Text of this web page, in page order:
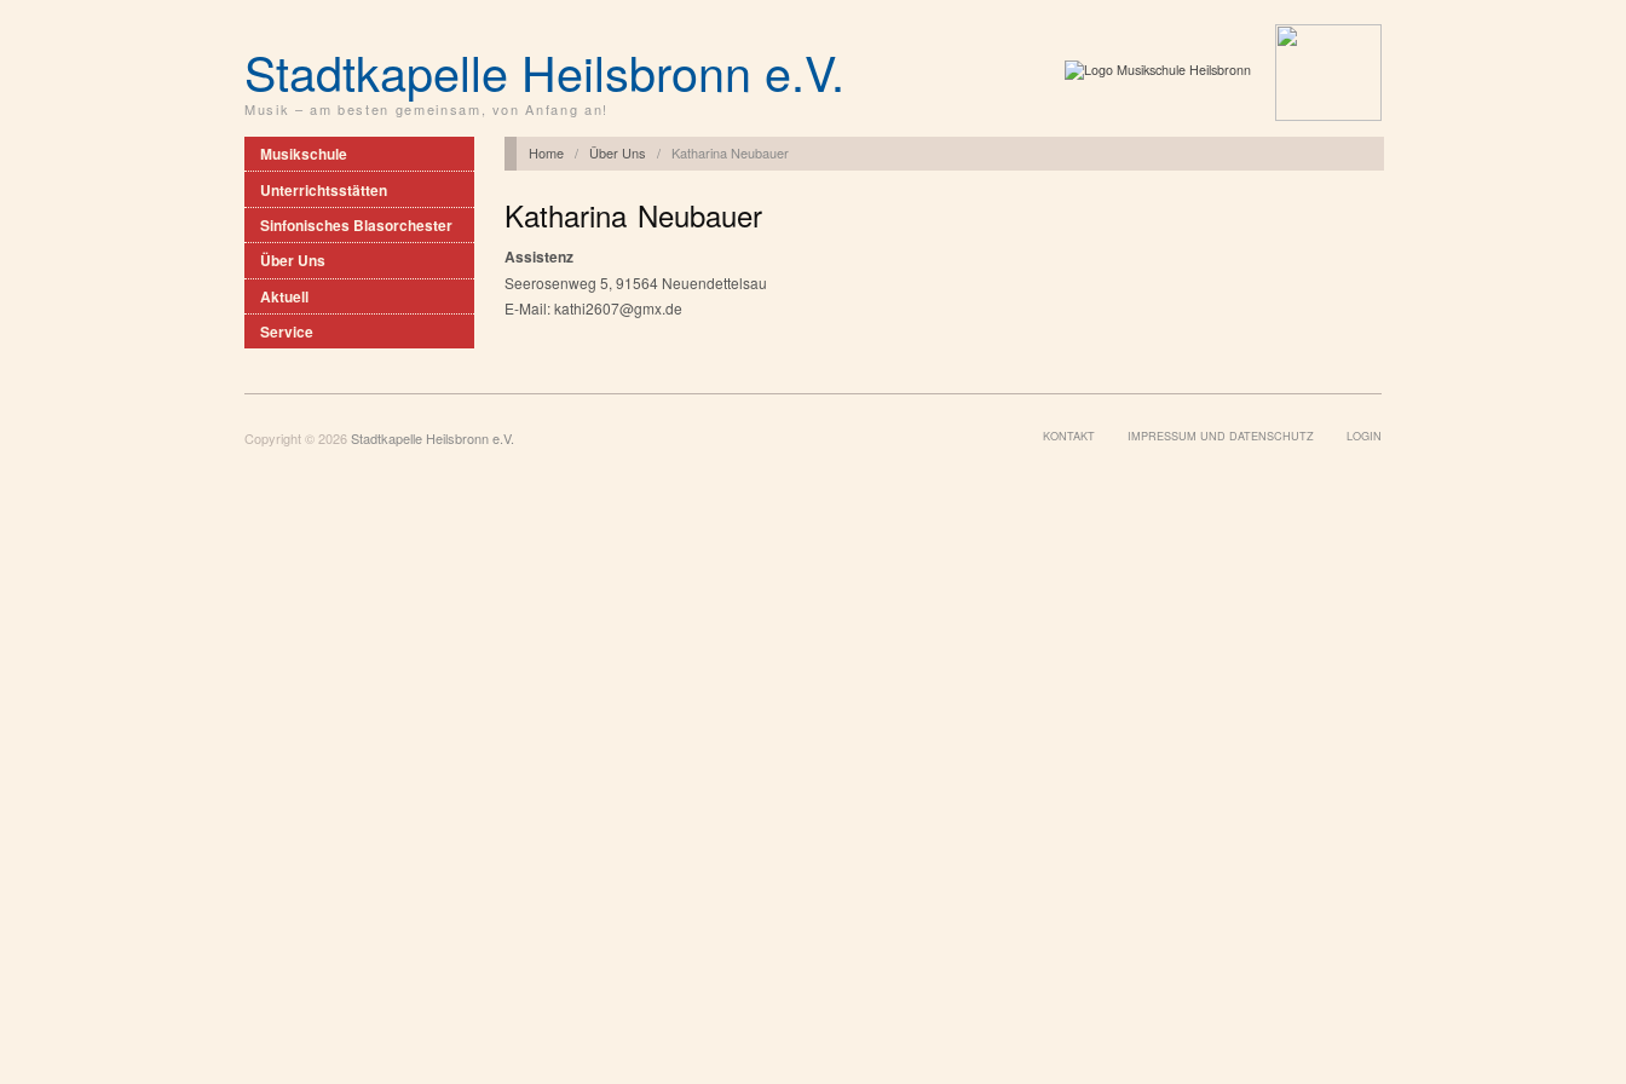
Stadtkapelle Heilsbronn e.V.
Musik – am besten gemeinsam, von Anfang an!
Musikschule
Unterrichtsstätten
Sinfonisches Blasorchester
Über Uns
Aktuell
Service
Home / Über Uns / Katharina Neubauer
Katharina Neubauer
Assistenz
Seerosenweg 5, 91564 Neuendettelsau
E-Mail: kathi2607@gmx.de
Copyright © 2026Stadtkapelle Heilsbronn e.V. KONTAKT IMPRESSUM UND DATENSCHUTZ LOGIN